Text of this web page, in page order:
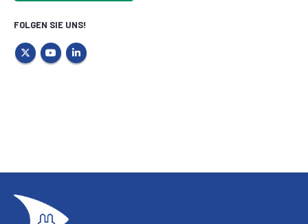
FOLGEN SIE UNS!